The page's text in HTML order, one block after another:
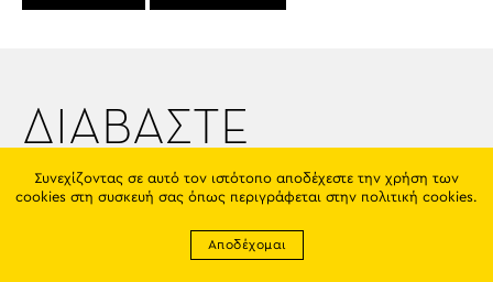
ΔΙΑΒΑΣΤΕ
ΕΠΙΣΗΣ
Συνεχίζοντας σε αυτό τον ιστότοπο αποδέχεστε την χρήση των
cookies στη συσκευή σας όπως περιγράφεται στην πολιτική cookies.
Αποδέχομαι